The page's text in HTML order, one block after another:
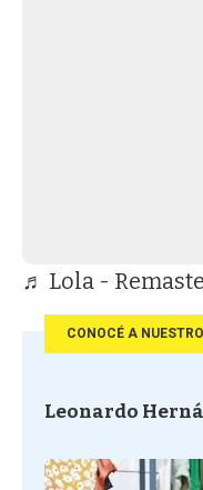
♬ Lola -
CONOCÉ A
Leonardo